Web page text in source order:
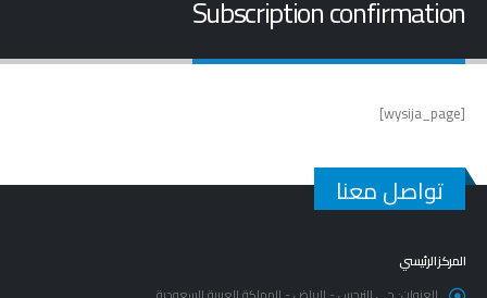
Subscription confirmation
[wysija_page]
تواصل معنا
المركز الرئيسي